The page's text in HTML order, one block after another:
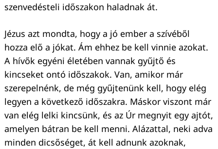
szenvedésteli időszakon haladnak át.
Jézus azt mondta, hogy a jó ember a szívéből
hozza elő a jókat. Ám ehhez be kell vinnie azokat.
A hívők egyéni életében vannak gyűjtő és
kincseket ontó időszakok. Van, amikor már
szerepelnénk, de még gyűjtenünk kell, hogy elég
legyen a következő időszakra. Máskor viszont már
van elég lelki kincsünk, és az Úr megnyit egy ajtót,
amelyen bátran be kell menni. Alázattal, neki adva
minden dicsőséget, át kell adnunk azoknak,